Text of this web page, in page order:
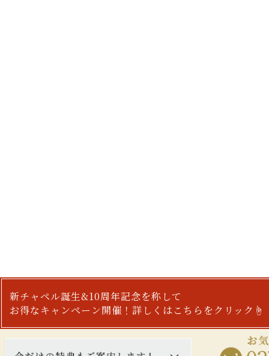
新チャペル誕生&10周年記念を称して
お得なキャンペーン開催！詳しくはこちらをクリック☝︎